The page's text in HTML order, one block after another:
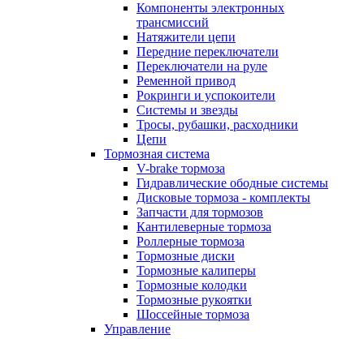
Компоненты электронных
трансмиссий
Натяжители цепи
Передние переключатели
Переключатели на руле
Ременной привод
Рокринги и успокоители
Системы и звезды
Тросы, рубашки, расходники
Цепи
Тормозная система
V-brake тормоза
Гидравлические ободные системы
Дисковые тормоза - комплекты
Запчасти для тормозов
Кантилеверные тормоза
Роллерные тормоза
Тормозные диски
Тормозные калиперы
Тормозные колодки
Тормозные рукоятки
Шоссейные тормоза
Управление